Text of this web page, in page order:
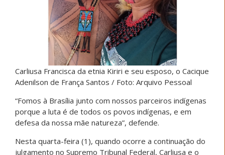
Carliusa Francisca da etnia Kiriri e seu esposo, o Cacique
Adenilson de França Santos / Foto: Arquivo Pessoal
“Fomos à Brasília junto com nossos parceiros indígenas
porque a luta é de todos os povos indígenas, e em
defesa da nossa mãe natureza”, defende.
Nesta quarta-feira (1), quando ocorre a continuação do
julgamento no Supremo Tribunal Federal, Carliusa e o